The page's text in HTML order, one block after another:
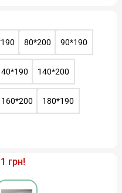
80*200 90*190
140*200
160*200 180*190
грн!